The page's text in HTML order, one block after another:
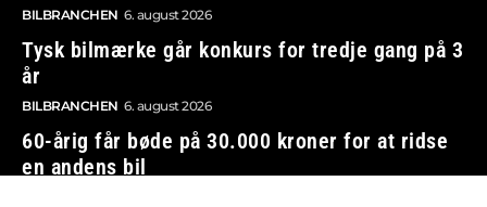
BILBRANCHEN 6. august 2026
Tysk bilmærke går konkurs for tredje gang på 3
år
BILBRANCHEN 6. august 2026
60-årig får bøde på 30.000 kroner for at ridse
en andens bil